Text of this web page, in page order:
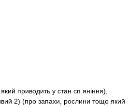
приводить у стан сп яніння),
2) (про запахи, рослини тощо який